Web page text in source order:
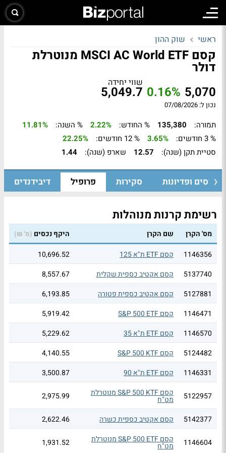
ראשי שוק ההון
קסם MSCI AC World ETF מנוטרלת
דולר
5,070
0.16%
שווי יחידה
5,049.7
נכון ל: 07/08/2026
תמורה: 135,380 % החודש: 2.22% % השנה:
11.81%
% 3 חודשים:
3.65% % 12 חודשים:
22.25%
סטיית תקן (שנה):
12.57 שארפ (שנה): 1.44
גיוסים ופדיונות סקירות פרופיל דיבידנדים
רשימת קרנות מנוהלות
מס' הקרן שם הקרן היקף נכסים (מ' ₪)
1146356 קסם ETF ת"א 125
10,696.52
5137740
קסם אקטיב כספית שקלית
8,557.67
5127881
קסם אקטיב כספית פטורה
6,193.85
1146471
קסם S&P 500 ETF
5,919.42
1146570
קסם ETF ת"א 35
5,229.62
5124482
קסם S&P 500 KTF
4,140.55
1146331
קסם ETF ת"א 90 3,500.87
5122957 קסם S&P 500 KTF מנוטרלת
מט"ח 2,975.99
5142377 קסם אקטיב כספית כשרה 2,622.46
1146604 קסם S&P 500 ETF מנוטרלת
מט"ח 1,931.52